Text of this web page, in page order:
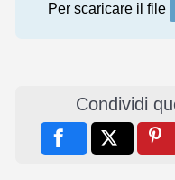
Per scaricare il file
Condividi